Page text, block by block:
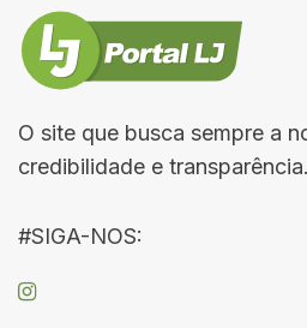
O site que busca sempre a
credibilidade e transparência.
#SIGA-NOS: